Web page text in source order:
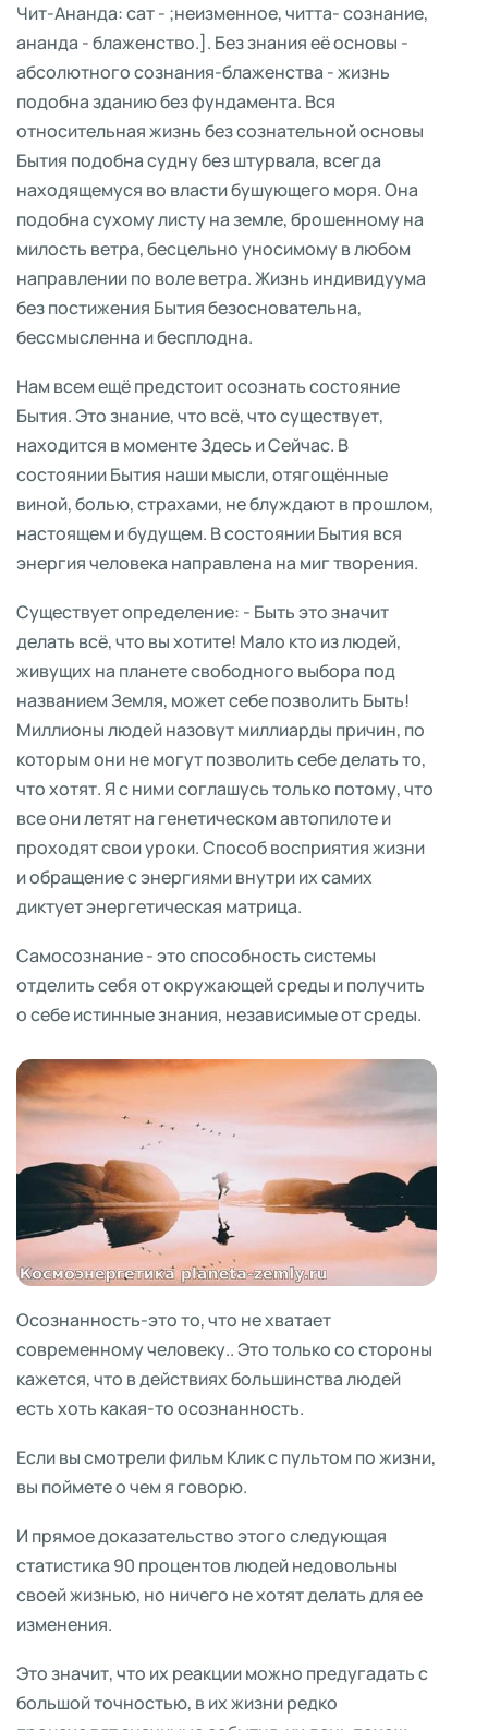
Чит-Ананда: сат - ;неизменное, читта- сознание,
ананда - блаженство.]. Без знания её основы -
абсолютного сознания-блаженства - жизнь
подобна зданию без фундамента. Вся
относительная жизнь без сознательной основы
Бытия подобна судну без штурвала, всегда
находящемуся во власти бушующего моря. Она
подобна сухому листу на земле, брошенному на
милость ветра, бесцельно уносимому в любом
направлении по воле ветра. Жизнь индивидуума
без постижения Бытия безосновательна,
бессмысленна и бесплодна.
Нам всем ещё предстоит осознать состояние
Бытия. Это знание, что всё, что существует,
находится в моменте Здесь и Сейчас. В
состоянии Бытия наши мысли, отягощённые
виной, болью, страхами, не блуждают в прошлом,
настоящем и будущем. В состоянии Бытия вся
энергия человека направлена на миг творения.
Существует определение: - Быть это значит
делать всё, что вы хотите! Мало кто из людей,
живущих на планете свободного выбора под
названием Земля, может себе позволить Быть!
Миллионы людей назовут миллиарды причин, по
которым они не могут позволить себе делать то,
что хотят. Я с ними соглашусь только потому, что
все они летят на генетическом автопилоте и
проходят свои уроки. Способ восприятия жизни
и обращение с энергиями внутри их самих
диктует энергетическая матрица.
Самосознание - это способность системы
отделить себя от окружающей среды и получить
о себе истинные знания, независимые от среды.
Осознанность-это то, что не хватает
современному человеку.. Это только со стороны
кажется, что в действиях большинства людей
есть хоть какая-то осознанность.
Если вы смотрели фильм Клик с пультом по жизни,
вы поймете о чем я говорю.
И прямое доказательство этого следующая
статистика 90 процентов людей недовольны
своей жизнью, но ничего не хотят делать для ее
изменения.
Это значит, что их реакции можно предугадать с
большой точностью, в их жизни редко